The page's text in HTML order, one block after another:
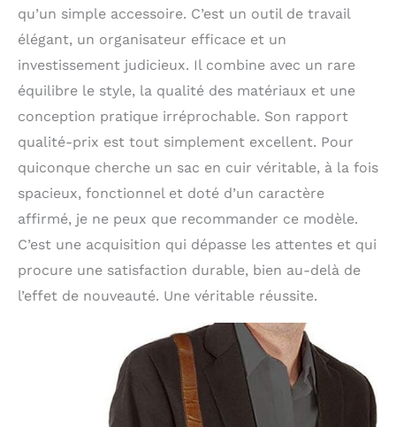
qu’un simple accessoire. C’est un outil de travail
élégant, un organisateur efficace et un
investissement judicieux. Il combine avec un rare
équilibre le style, la qualité des matériaux et une
conception pratique irréprochable. Son rapport
qualité-prix est tout simplement excellent. Pour
quiconque cherche un sac en cuir véritable, à la fois
spacieux, fonctionnel et doté d’un caractère
affirmé, je ne peux que recommander ce modèle.
C’est une acquisition qui dépasse les attentes et qui
procure une satisfaction durable, bien au-delà de
l’effet de nouveauté. Une véritable réussite.